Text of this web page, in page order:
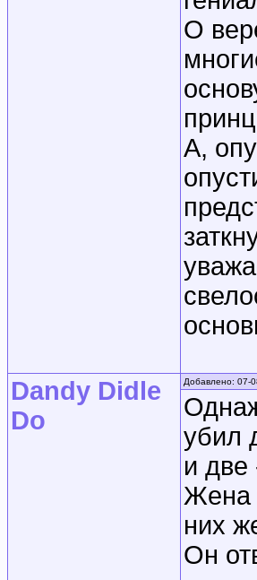
О
А,
Dandy Didle
Do
Добавлено: 07-
убил
и
Жена
них
Он